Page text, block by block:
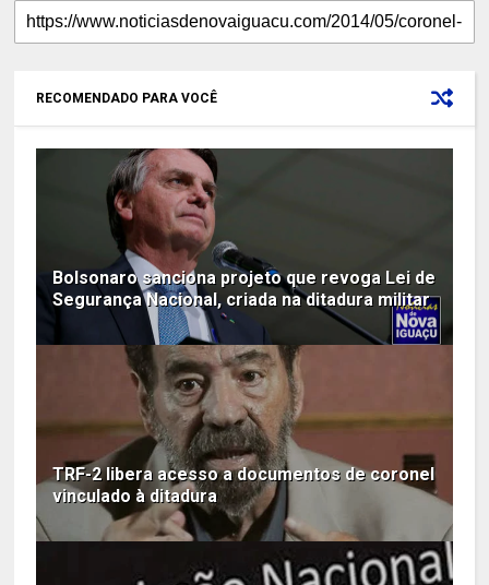
RECOMENDADO PARA VOCÊ
Bolsonaro sanciona projeto que revoga Lei de
Segurança Nacional, criada na ditadura militar
TRF-2 libera acesso a documentos de coronel
vinculado à ditadura